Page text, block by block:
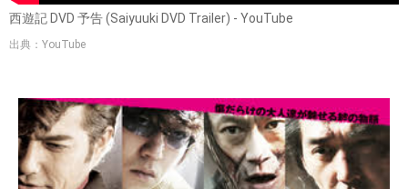
西遊記 DVD 予告 (Saiyuuki DVD Trailer) - YouTube
出典：YouTube